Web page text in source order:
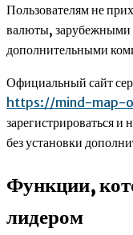
Пользователям не
валюты,
дополнительными
Официальный сайт
https://mind-map-
зарегистрироваться и
без установки
Функции,
лидером